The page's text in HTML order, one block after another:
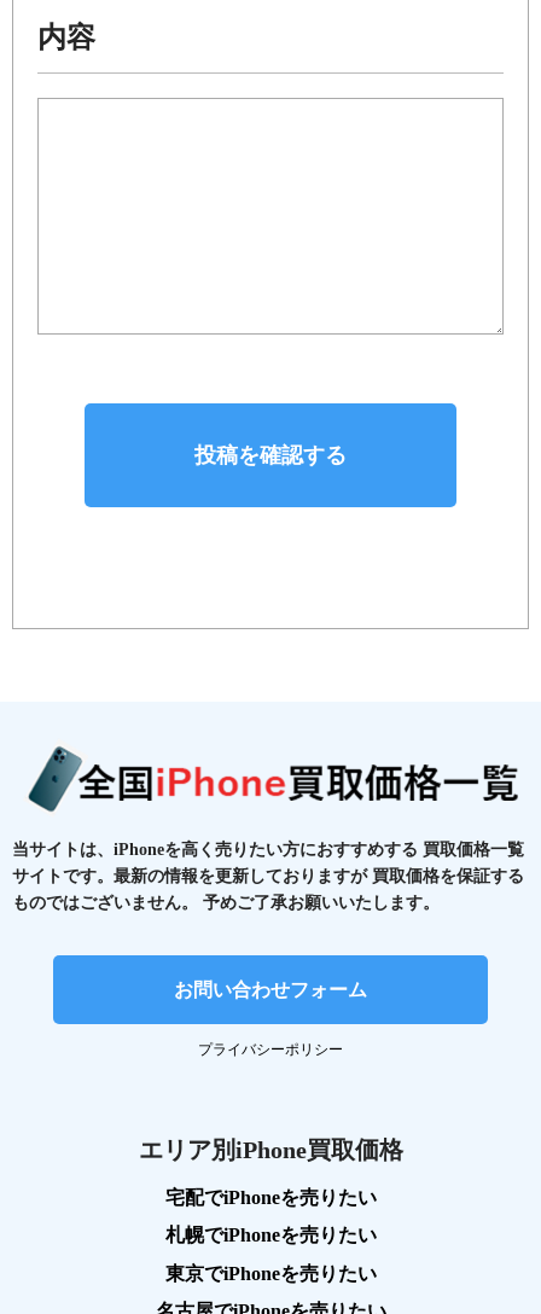
内容
投稿を確認する
当サイトは、iPhoneを高く売りたい方におすすめする 買取価格一覧
サイトです。最新の情報を更新しておりますが 買取価格を保証する
ものではございません。
予めご了承お願いいたします。
お問い合わせフォーム
プライバシーポリシー
エリア別iPhone買取価格
宅配でiPhoneを売りたい
札幌でiPhoneを売りたい
東京でiPhoneを売りたい